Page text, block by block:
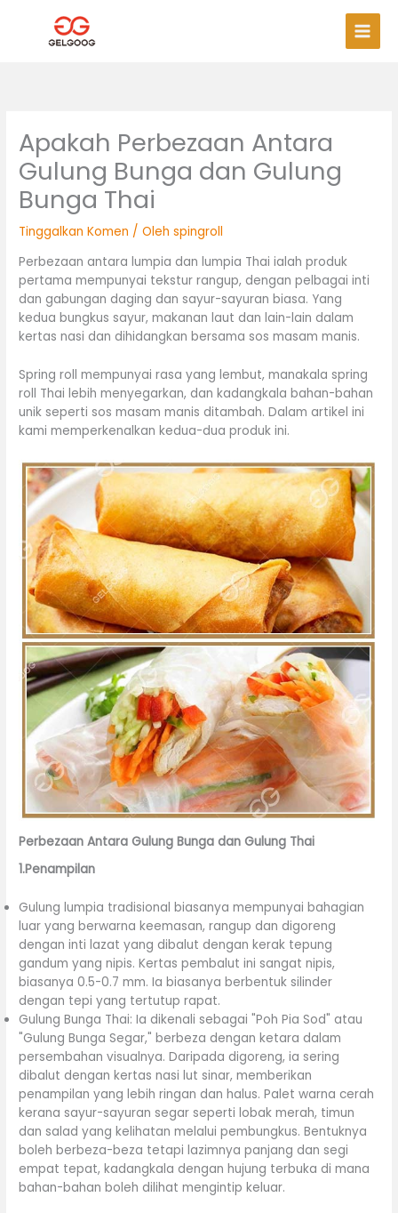
kandungan
Apakah Perbezaan Antara
Gulung Bunga dan Gulung
Bunga Thai
Tinggalkan Komen / Olehspingroll
Perbezaan antara lumpia dan lumpia Thai ialah produk
pertama mempunyai tekstur rangup, dengan pelbagai inti
dan gabungan daging dan sayur-sayuran biasa. Yang
kedua bungkus sayur, makanan laut dan lain-lain dalam
kertas nasi dan dihidangkan bersama sos masam manis.
Spring roll mempunyai rasa yang lembut, manakala spring
roll Thai lebih menyegarkan, dan kadangkala bahan-bahan
unik seperti sos masam manis ditambah. Dalam artikel ini
kami memperkenalkan kedua-dua produk ini.
Perbezaan Antara Gulung Bunga dan Gulung Thai
1.Penampilan
Gulung lumpia tradisional biasanya mempunyai bahagian
luar yang berwarna keemasan, rangup dan digoreng
dengan inti lazat yang dibalut dengan kerak tepung
gandum yang nipis. Kertas pembalut ini sangat nipis,
biasanya 0.5-0.7 mm. Ia biasanya berbentuk silinder
dengan tepi yang tertutup rapat.
Gulung Bunga Thai: Ia dikenali sebagai "Poh Pia Sod" atau
"Gulung Bunga Segar," berbeza dengan ketara dalam
persembahan visualnya. Daripada digoreng, ia sering
dibalut dengan kertas nasi lut sinar, memberikan
penampilan yang lebih ringan dan halus. Palet warna cerah
kerana sayur-sayuran segar seperti lobak merah, timun
dan salad yang kelihatan melalui pembungkus. Bentuknya
boleh berbeza-beza tetapi lazimnya panjang dan segi
empat tepat, kadangkala dengan hujung terbuka di mana
bahan-bahan boleh dilihat mengintip keluar.